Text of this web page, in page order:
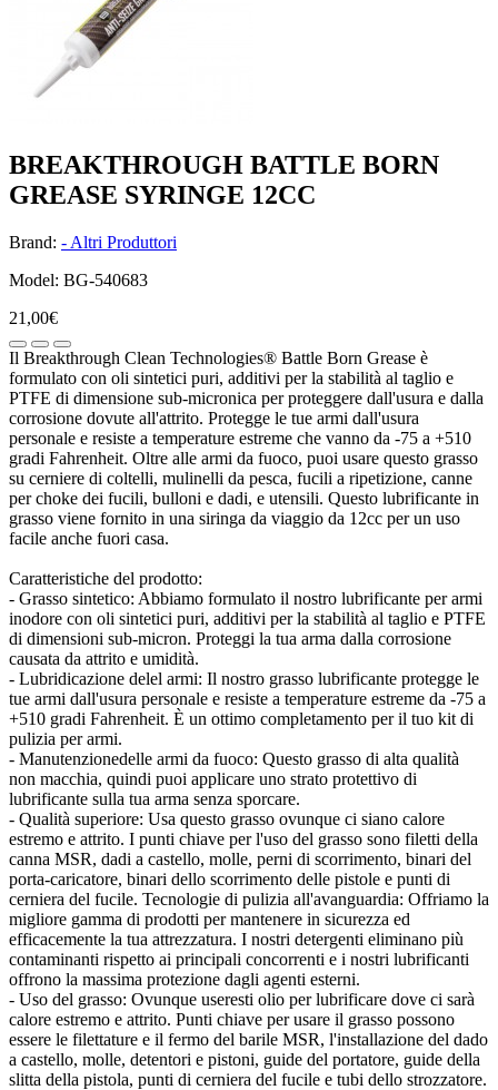
BREAKTHROUGH BATTLE BORN
GREASE SYRINGE 12CC
Brand: - Altri Produttori
Model: BG-540683
21,00€
Il Breakthrough Clean Technologies® Battle Born Grease è
formulato con oli sintetici puri, additivi per la stabilità al taglio e
PTFE di dimensione sub-micronica per proteggere dall'usura e dalla
corrosione dovute all'attrito. Protegge le tue armi dall'usura
personale e resiste a temperature estreme che vanno da -75 a +510
gradi Fahrenheit. Oltre alle armi da fuoco, puoi usare questo grasso
su cerniere di coltelli, mulinelli da pesca, fucili a ripetizione, canne
per choke dei fucili, bulloni e dadi, e utensili. Questo lubrificante in
grasso viene fornito in una siringa da viaggio da 12cc per un uso
facile anche fuori casa.
Caratteristiche del prodotto:
- Grasso sintetico: Abbiamo formulato il nostro lubrificante per armi
inodore con oli sintetici puri, additivi per la stabilità al taglio e PTFE
di dimensioni sub-micron. Proteggi la tua arma dalla corrosione
causata da attrito e umidità.
- Lubridicazione delel armi: Il nostro grasso lubrificante protegge le
tue armi dall'usura personale e resiste a temperature estreme da -75 a
+510 gradi Fahrenheit. È un ottimo completamento per il tuo kit di
pulizia per armi.
- Manutenzionedelle armi da fuoco: Questo grasso di alta qualità
non macchia, quindi puoi applicare uno strato protettivo di
lubrificante sulla tua arma senza sporcare.
- Qualità superiore: Usa questo grasso ovunque ci siano calore
estremo e attrito. I punti chiave per l'uso del grasso sono filetti della
canna MSR, dadi a castello, molle, perni di scorrimento, binari del
porta-caricatore, binari dello scorrimento delle pistole e punti di
cerniera del fucile. Tecnologie di pulizia all'avanguardia: Offriamo la
migliore gamma di prodotti per mantenere in sicurezza ed
efficacemente la tua attrezzatura. I nostri detergenti eliminano più
contaminanti rispetto ai principali concorrenti e i nostri lubrificanti
offrono la massima protezione dagli agenti esterni.
- Uso del grasso: Ovunque useresti olio per lubrificare dove ci sarà
calore estremo e attrito. Punti chiave per usare il grasso possono
essere le filettature e il fermo del barile MSR, l'installazione del dado
a castello, molle, detentori e pistoni, guide del portatore, guide della
slitta della pistola, punti di cerniera del fucile e tubi dello strozzatore.